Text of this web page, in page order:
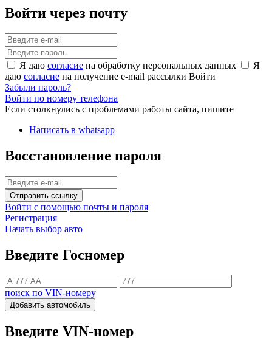
Войти через почту
Я даю согласие на обработку персональных данных
Я
даю согласие на получение e-mail рассылки Войти
Забыли пароль?
Войти по номеру телефона
Если столкнулись с проблемами работы сайта, пишите
Написать в whatsapp
Восстановление пароля
Отправить ссылку
Войти с помощью почты и пароля
Регистрация
Начать выбор авто
Введите Госномер
поиск по VIN-номеру
Добавить автомобиль
Введите VIN-номер